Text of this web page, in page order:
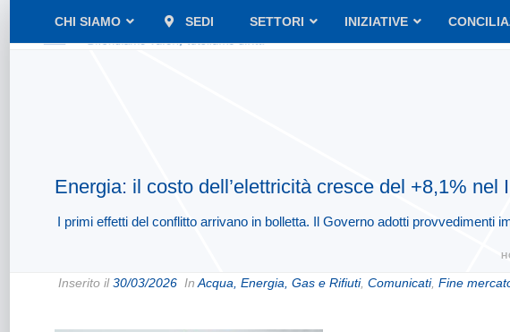
CHI SIAMO SEDI SETTORI INIZIATIVE
Energia: il costo dell’elettricità cresce del +8,1%
I primi effetti del conflitto arrivano in bolletta. Il Governo adotti provvedimenti
Inserito il30/03/2026 In Acqua, Energia, Gas e Rifiuti, Comunicati, Fine